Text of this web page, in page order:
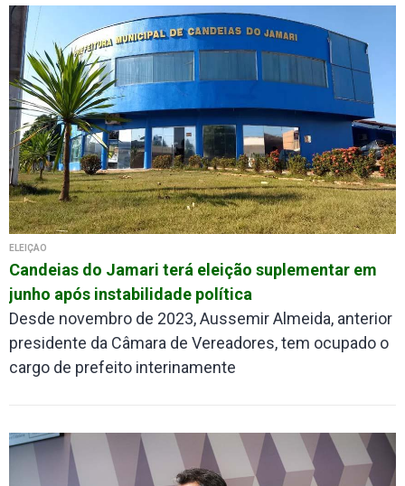
ELEIÇÃO
Candeias do Jamari terá eleição suplementar em
junho após instabilidade política
Desde novembro de 2023, Aussemir Almeida, anterior
presidente da Câmara de Vereadores, tem ocupado o
cargo de prefeito interinamente